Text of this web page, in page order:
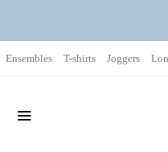
Ensembles T-shirts Joggers